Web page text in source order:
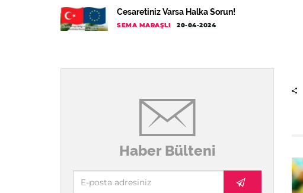
Cesaretiniz Varsa Halka Sorun!
SEMA MARAŞLI 20-04-2024
Haber Bülteni